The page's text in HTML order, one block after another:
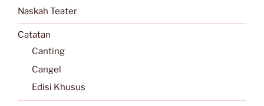
Naskah Teater
Catatan
Canting
Cangel
Edisi Khusus